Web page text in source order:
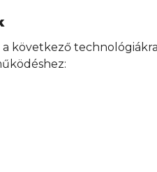
a következő